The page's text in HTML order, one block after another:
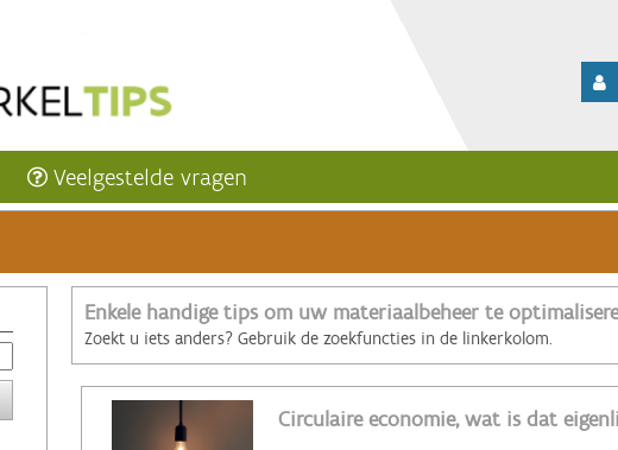
Veelgestelde vragen
Enkele handige tips om uw materiaalbeheer te
Zoekt u iets anders? Gebruik de zoekfuncties in de linkerkolom.
Circulaire economie, wat is dat